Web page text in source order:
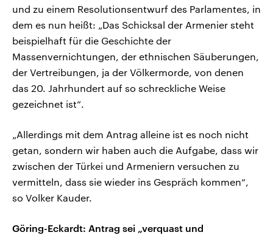
und zu einem Resolutionsentwurf des Parlamentes, in
dem es nun heißt: „Das Schicksal der Armenier steht
beispielhaft für die Geschichte der
Massenvernichtungen, der ethnischen Säuberungen,
der Vertreibungen, ja der Völkermorde, von denen
das 20. Jahrhundert auf so schreckliche Weise
gezeichnet ist“.
„Allerdings mit dem Antrag alleine ist es noch nicht
getan, sondern wir haben auch die Aufgabe, dass wir
zwischen der Türkei und Armeniern versuchen zu
vermitteln, dass sie wieder ins Gespräch kommen“,
so Volker Kauder.
Göring-Eckardt: Antrag sei „verquast und